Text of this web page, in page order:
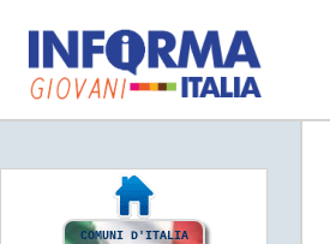
COMUNI D'ITALIA